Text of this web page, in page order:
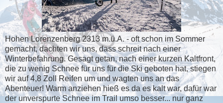
Hohen Lorenzenberg 2313 m.ü.A. - oft schon im Sommer
gemacht, dachten wir uns, dass schreit nach einer
Winterbefahrung. Gesagt getan, nach einer kurzen Kaltfront,
die zu wenig Schnee für uns für die Ski geboten hat, stiegen
wir auf 4,8 Zoll Reifen um und wagten uns an das
Abenteuer! Warm anziehen hieß es da es kalt war, dafür war
der unverspurte Schnee im Trail umso besser... nur ganz